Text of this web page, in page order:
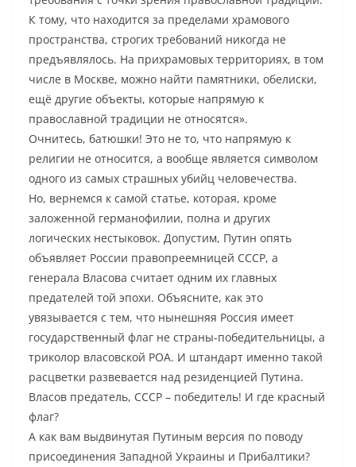
К тому, что находится за пределами храмового
пространства, строгих требований никогда не
предъявлялось. На прихрамовых территориях, в том
числе в Москве, можно найти памятники, обелиски,
ещё другие объекты, которые напрямую к
православной традиции не относятся».
Очнитесь, батюшки! Это не то, что напрямую к
религии не относится, а вообще является символом
одного из самых страшных убийц человечества.
Но, вернемся к самой статье, которая, кроме
заложенной германофилии, полна и других
логических нестыковок. Допустим, Путин опять
объявляет России правопреемницей СССР, а
генерала Власова считает одним их главных
предателей той эпохи. Объясните, как это
увязывается с тем, что нынешняя Россия имеет
государственный флаг не страны-победительницы, а
триколор власовской РОА. И штандарт именно такой
расцветки развевается над резиденцией Путина.
Власов предатель, СССР – победитель! И где красный
флаг?
А как вам выдвинутая Путиным версия по поводу
присоединения Западной Украины и Прибалтики?